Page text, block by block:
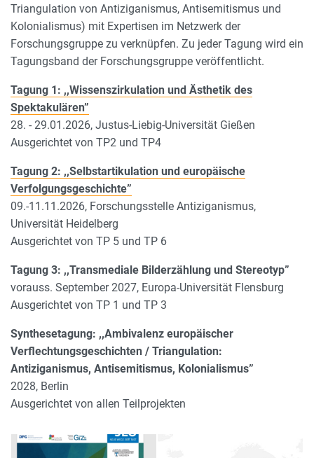
Triangulation von Antiziganismus, Antisemitismus und
Kolonialismus) mit Expertisen im Netzwerk der
Forschungsgruppe zu verknüpfen. Zu jeder Tagung wird ein
Tagungsband der Forschungsgruppe veröffentlicht.
Tagung 1: ,,Wissenszirkulation und Ästhetik des
Spektakulären”
28. - 29.01.2026, Justus-Liebig-Universität Gießen
Ausgerichtet von TP2 und TP4
Tagung 2: ,,Selbstartikulation und europäische
Verfolgungsgeschichte”
09.-11.11.2026, Forschungsstelle Antiziganismus,
Universität Heidelberg
Ausgerichtet von TP 5 und TP 6
Tagung 3: ,,Transmediale Bilderzählung und Stereotyp”
vorauss. September 2027, Europa-Universität Flensburg
Ausgerichtet von TP 1 und TP 3
Synthesetagung: ,,Ambivalenz europäischer
Verflechtungsgeschichten / Triangulation:
Antiziganismus, Antisemitismus, Kolonialismus”
2028, Berlin
Ausgerichtet von allen Teilprojekten